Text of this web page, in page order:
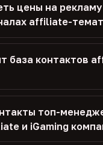
цены на рекламу
affiliate-
база контактов
топ-
и iGaming